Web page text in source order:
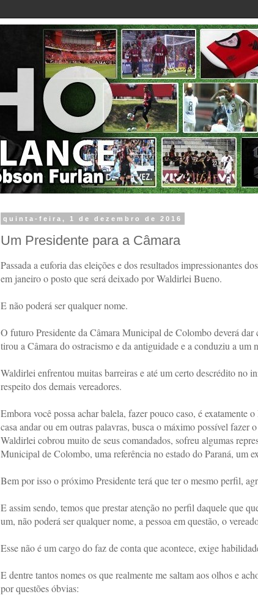
quinta-feira, 1 de dezembro de 2016
Um Presidente para a Câmara
Passada a euforia das eleições e dos resultados impressionantes
em janeiro o posto que será deixado por Waldirlei Bueno.
E não poderá ser qualquer nome.
O futuro Presidente da Câmara Municipal de Colombo deverá
tirou a Câmara do ostracismo e da antiguidade e a conduziu a um
Waldirlei enfrentou muitas barreiras e até um certo descrédito no
respeito dos demais vereadores.
Embora você possa achar balela, fazer pouco caso, é exatamente
casa andar ou em outras palavras, busca o máximo possível fazer
Waldirlei cobrou muito de seus comandados, sofreu algumas
Municipal de Colombo, uma referência no estado do Paraná, um
Bem por isso o próximo Presidente terá que ter o mesmo perfil,
E assim sendo, temos que prestar atenção no perfil daquele que
um, não poderá ser qualquer nome, a pessoa em questão, o
Esse não é um cargo do faz de conta que acontece, exige
E dentre tantos nomes os que realmente me saltam aos olhos e
por questões óbvias: